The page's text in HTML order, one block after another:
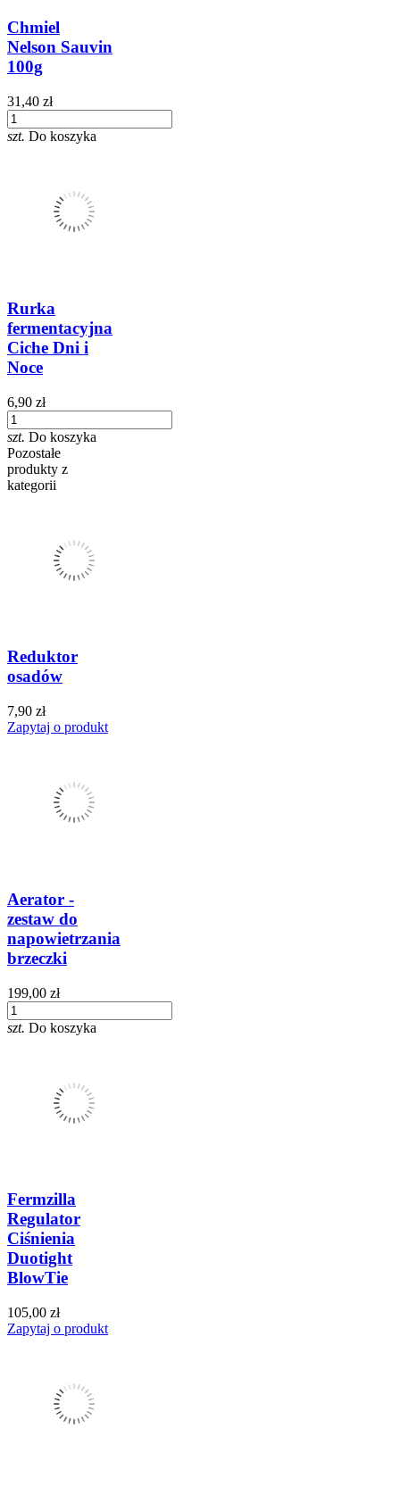
Chmiel
Nelson Sauvin
100g
31,40 zł
szt. Do koszyka
Rurka
fermentacyjna
Ciche Dni i
Noce
6,90 zł
szt. Do koszyka
Pozostałe
produkty z
kategorii
Reduktor
osadów
7,90 zł
Zapytaj o produkt
Aerator -
zestaw do
napowietrzania
brzeczki
199,00 zł
szt. Do koszyka
Fermzilla
Regulator
Ciśnienia
Duotight
BlowTie
105,00 zł
Zapytaj o produkt